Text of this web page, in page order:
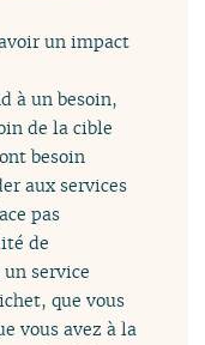
un impact
à un besoin,
de la cible
besoin
aux services
pas
de
service
que vous
vous avez à la